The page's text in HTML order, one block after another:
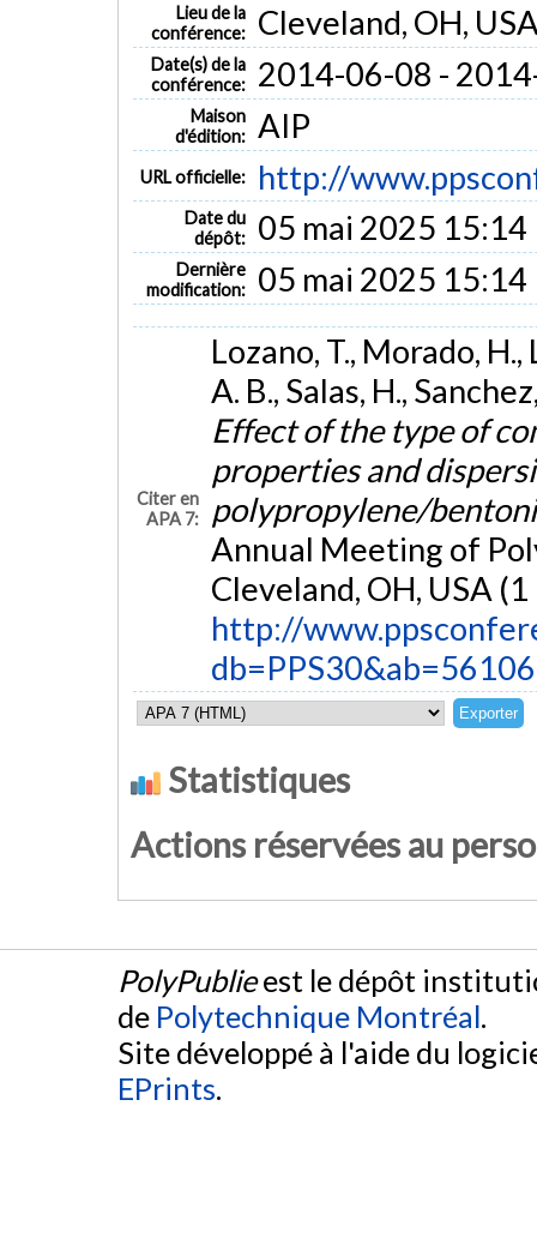
Lieu de la
conférence:
Cleveland, OH,
Date(s) de la
conférence:
2014-06-08 -
Maison
d'édition: AIP
URL officielle: http://
Date du
dépôt:
05 mai 2025 15:14
Dernière
modification:
05 mai 2025 15:14
Citer en
APA 7:
Lozano, T., Morado,
A. B., Salas, H.,
Effect of the type of
properties and
polypropylene/
Annual Meeting of
Cleveland, OH, USA (1
http://
Statistiques
Actions réservées au
PolyPublieest le dépôt
de Polytechnique Montréal.
Site développé à l'aide du
EPrints.